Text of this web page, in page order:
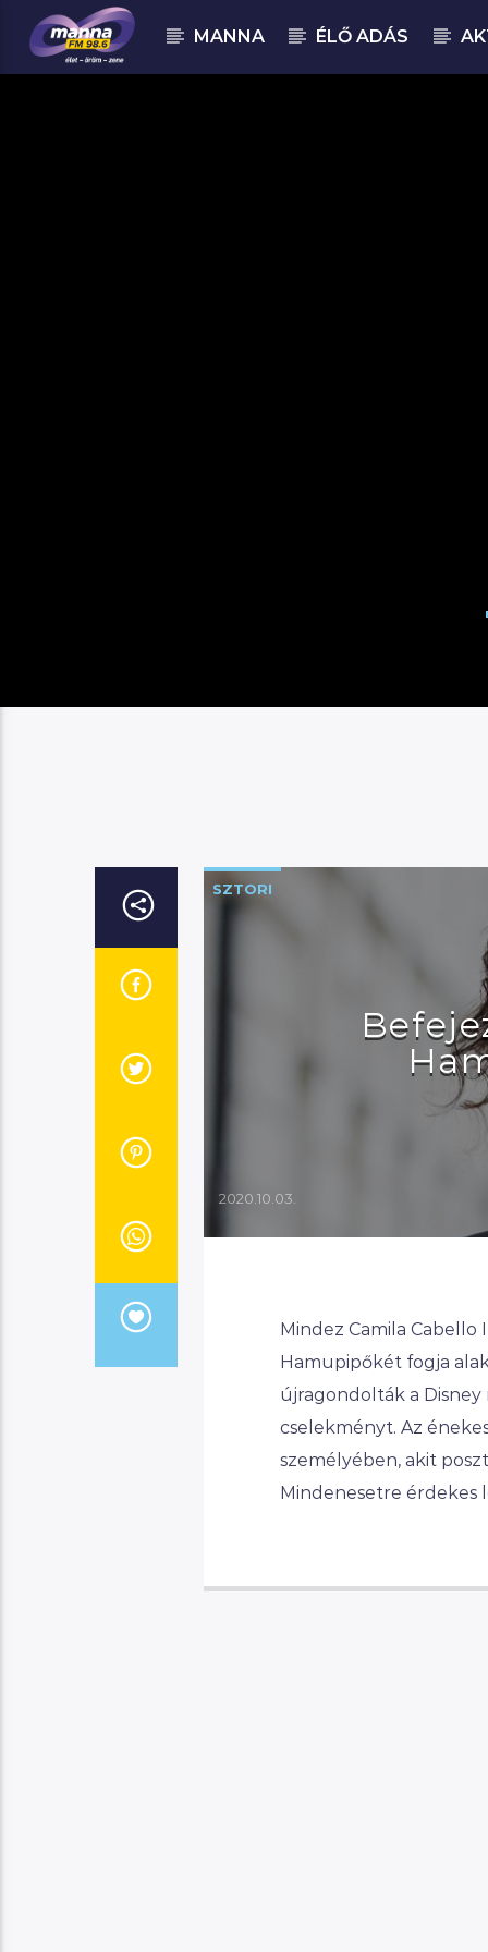
MANNA ÉLŐ ADÁS
SZTORI
2020.10.03.
Mindez Camila
Hamupipőkét fogja
újragondolták a
cselekményt. Az
személyében, akit
Mindenesetre érdekes